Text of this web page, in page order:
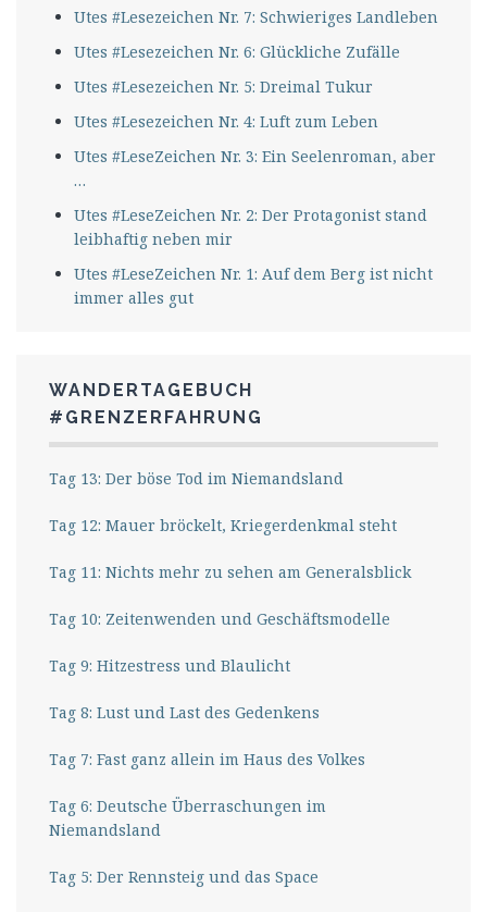
Utes #Lesezeichen Nr. 7: Schwieriges Landleben
Utes #Lesezeichen Nr. 6: Glückliche Zufälle
Utes #Lesezeichen Nr. 5: Dreimal Tukur
Utes #Lesezeichen Nr. 4: Luft zum Leben
Utes #LeseZeichen Nr. 3: Ein Seelenroman, aber
…
Utes #LeseZeichen Nr. 2: Der Protagonist stand
leibhaftig neben mir
Utes #LeseZeichen Nr. 1: Auf dem Berg ist nicht
immer alles gut
WANDERTAGEBUCH
#GRENZERFAHRUNG
Tag 13: Der böse Tod im Niemandsland
Tag 12: Mauer bröckelt, Kriegerdenkmal steht
Tag 11: Nichts mehr zu sehen am Generalsblick
Tag 10: Zeitenwenden und Geschäftsmodelle
Tag 9: Hitzestress und Blaulicht
Tag 8: Lust und Last des Gedenkens
Tag 7: Fast ganz allein im Haus des Volkes
Tag 6: Deutsche Überraschungen im
Niemandsland
Tag 5: Der Rennsteig und das Space